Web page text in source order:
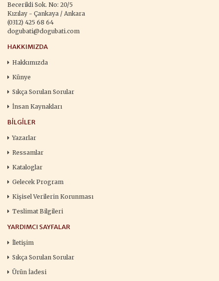
Becerikli Sok. No: 20/5
Kızılay - Çankaya / Ankara
(0312) 425 68 64
dogubati@dogubati.com
HAKKIMIZDA
Hakkımızda
Künye
Sıkça Sorulan Sorular
İnsan Kaynakları
BILGILER
Yazarlar
Ressamlar
Kataloglar
Gelecek Program
Kişisel Verilerin Korunması
Teslimat Bilgileri
YARDIMCI SAYFALAR
İletişim
Sıkça Sorulan Sorular
Ürün İadesi